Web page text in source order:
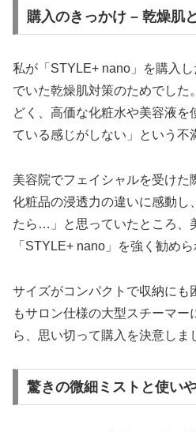
購入のきっかけ – 乾燥肌
私が「STYLE+ nano」を購入
でいた乾燥肌対策のためでした
どく、高価な化粧水や美容液を
ている感じがしない」という不
美容院でフェイシャルを受けた
化粧品の浸透力の違いに感動し
たら…」と思っていたところ、
「STYLE+ nano」を強く勧めら
サイズがコンパクトで収納にも
もサロン仕様の大型スチーマ
ら、思い切って購入を決意しま
驚きの微細ミストと使い